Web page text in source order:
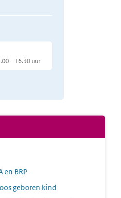
- 16.30 uur
en BRP
geboren kind